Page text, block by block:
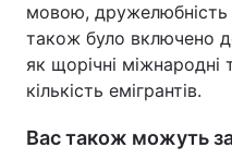
мовою, дружелюбність
також було включено
як щорічні міжнародні
кількість емігрантів.
Вас також можуть